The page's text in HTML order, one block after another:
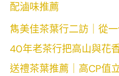
配滷味推薦
雋美佳茶葉行二訪｜從
40年老茶行把高山與花
送禮茶葉推薦｜高CP值